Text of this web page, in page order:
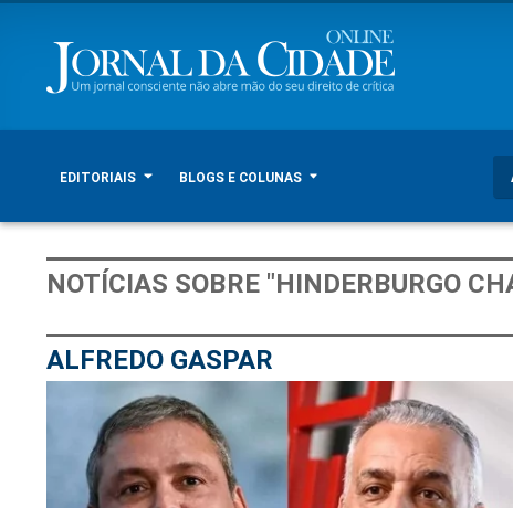
EDITORIAIS BLOGS E COLUNAS
NOTÍCIAS SOBRE "HINDERBURGO
ALFREDO GASPAR